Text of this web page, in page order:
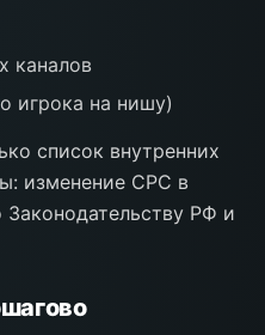
каналов
игрока на нишу)
список внутренних
изменение CPC в
РФ и